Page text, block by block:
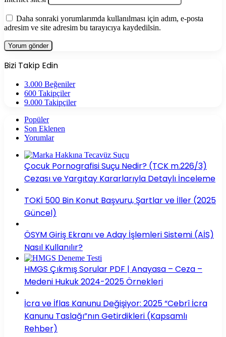
Daha sonraki yorumlarımda kullanılması için adım, e-posta
adresim ve site adresim bu tarayıcıya kaydedilsin.
Bizi Takip Edin
3.000 Beğeniler
600 Takipçiler
9.000 Takipçiler
Popüler
Son Eklenen
Yorumlar
Çocuk Pornografisi Suçu Nedir? (TCK m.226/3)
Cezası ve Yargıtay Kararlarıyla Detaylı İnceleme
TOKİ 500 Bin Konut Başvuru, Şartlar ve İller (2025
Güncel)
ÖSYM Giriş Ekranı ve Aday İşlemleri Sistemi (AİS)
Nasıl Kullanılır?
HMGS Çıkmış Sorular PDF | Anayasa – Ceza –
Medeni Hukuk 2024-2025 Örnekleri
İcra ve İflas Kanunu Değişiyor: 2025 “Cebrî İcra
Kanunu Taslağı”nın Getirdikleri (Kapsamlı
Rehber)